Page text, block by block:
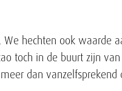
hechten ook waarde
toch in de buurt zijn
dan